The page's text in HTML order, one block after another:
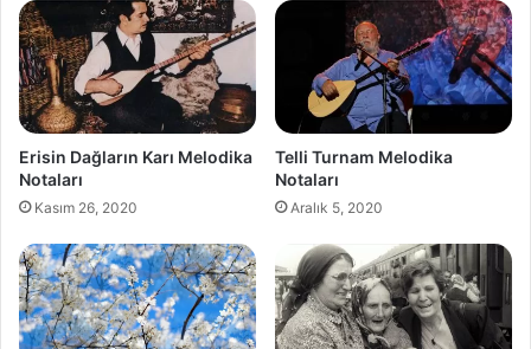
Erisin Dağların Karı Melodika
Notaları
Kasım 26, 2020
Telli Turnam Melodika
Notaları
Aralık 5, 2020